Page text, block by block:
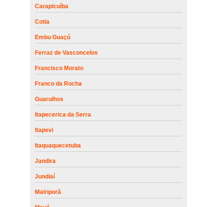
Carapicuíba
Cotia
Embu Guaçú
Ferraz de Vasconcelos
Francisco Morato
Franco da Rocha
Guarulhos
Itapecerica da Serra
Itapevi
Itaquaquecetuba
Jandira
Jundiaí
Mairiporã